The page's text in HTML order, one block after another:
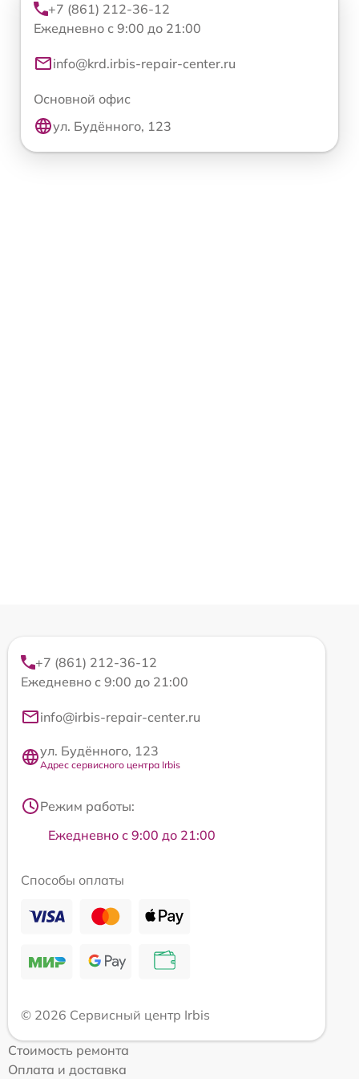
+7 (861) 212-36-12
Ежедневно с 9:00 до 21:00
info@krd.irbis-repair-center.ru
Основной офис
ул. Будённого, 123
+7 (861) 212-36-12
Ежедневно с 9:00 до 21:00
info@irbis-repair-center.ru
ул. Будённого, 123
Адрес сервисного центра Irbis
Режим работы:
Ежедневно с 9:00 до 21:00
Способы оплаты
© 2026 Сервисный центр Irbis
Стоимость ремонта
Оплата и доставка